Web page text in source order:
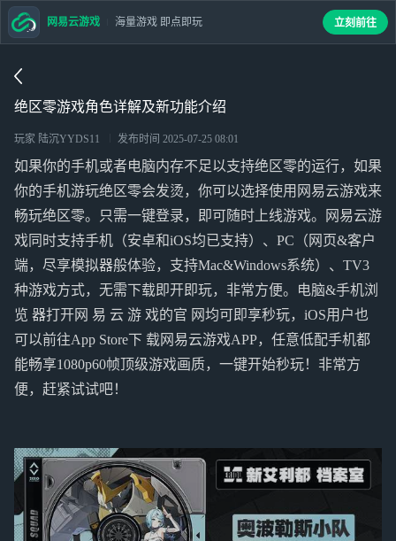
绝区零游戏角色详解及新功能介绍
玩家 陆沉YYDS11 发布时间 2025-07-25 08:01
如果你的手机或者电脑内存不足以支持绝区零的运行，如果
你的手机游玩绝区零会发烫，你可以选择使用网易云游戏来
畅玩绝区零。只需一键登录，即可随时上线游戏。网易云游
戏同时支持手机（安卓和iOS均已支持）、PC（网页&客户
端，尽享模拟器般体验，支持Mac&Windows系统）、TV3
种游戏方式，无需下载即开即玩，非常方便。电脑&手机浏
览 器打开网 易 云 游 戏的官 网均可即享秒玩，iOS用户也
可以前往App Store下 载网易云游戏APP，任意低配手机都
能畅享1080p60帧顶级游戏画质，一键开始秒玩！非常方
便，赶紧试试吧！
网易云游戏 海量游戏 即点即玩 立刻前往